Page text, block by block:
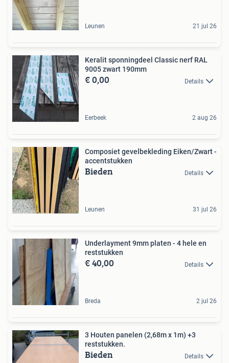
Leunen 21 jul 26
Keralit sponningdeel Classic nerf RAL
9005 zwart 190mm
€ 0,00 Details
Eerbeek 2 aug 26
Composiet gevelbekleding Eiken/Zwart -
accentstukken
Bieden Details
Leunen 31 jul 26
Underlayment 9mm platen - 4 hele en
reststukken
€ 40,00 Details
Breda 2 jul 26
3 Houten panelen (2,68m x 1m) +3
reststukken.
Bieden Details